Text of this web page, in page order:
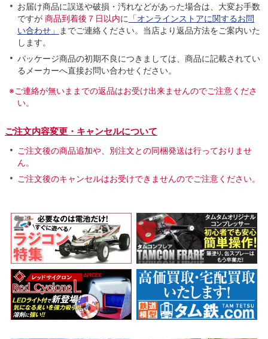
お届け商品に誤送や破損・汚れなどがあった場合は、大変お手数
ですが 商品到着後７日以内に 「オンラインストアに関するお問
い合わせ」
までご連絡ください。当店より返品方法をご案内いた
します。
パッケージ商品の初期不良につきましては、商品に記載されてい
るメーカーへ直接お問い合わせください。
※ご連絡が無いままでの返品はお受け出来ませんのでご注意くださ
い。
ご注文内容変更・キャンセルについて
ご注文後の商品追加や、別注文との同梱発送は行っておりませ
ん。
ご注文後のキャンセルはお受けできませんのでご注意ください。